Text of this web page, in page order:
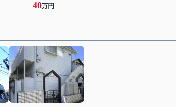
40万円